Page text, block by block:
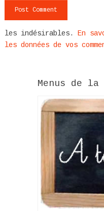
les indésirables.
En
les données de vos
Menus de la